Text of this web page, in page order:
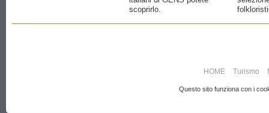
scoprirlo.
HOME Turismo
Questo sito funziona con i